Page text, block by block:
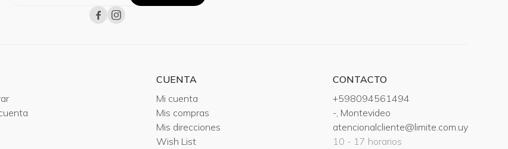
 
CUENTA
Mi cuenta
Mis compras
Mis direcciones
Wish List
CONTACTO
+598094561494
-, Montevideo
atencionalcliente@limite.com.uy
10 - 17 horarios